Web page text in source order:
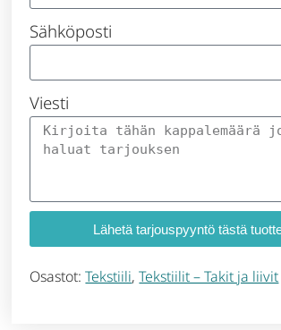
Sähköposti
Viesti
Lähetä tarjouspyyntö tästä
Osastot:Tekstiili,Tekstiilit – Takit ja liivit